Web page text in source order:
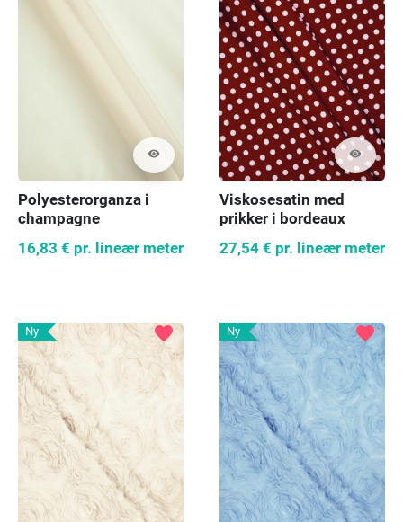
visibility
Polyesterorganza i
champagne
16,83 € pr. lineær meter
visibility
Viskosesatin med
prikker i bordeaux
27,54 € pr. lineær meter
Ny favorite Ny favorite